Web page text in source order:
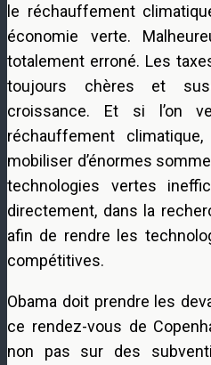
le réchauffement
économie verte.
totalement erroné. Les
toujours chères et
croissance. Et si l’on
réchauffement
mobiliser d’énormes
technologies vertes
directement, dans la
afin de rendre les
compétitives.
Obama doit prendre les
ce rendez-vous de
non pas sur des